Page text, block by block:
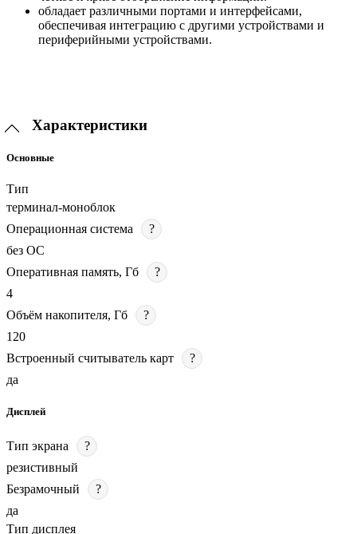
обладает различными портами и интерфейсами,
обеспечивая интеграцию с другими устройствами и
периферийными устройствами.
Характеристики
Основные
Тип
терминал-моноблок
Операционная система
?
без ОС
Оперативная память, Гб
?
4
Объём накопителя, Гб
?
120
Встроенный считыватель карт
?
да
Дисплей
Тип экрана
?
резистивный
Безрамочный
?
да
Тип дисплея